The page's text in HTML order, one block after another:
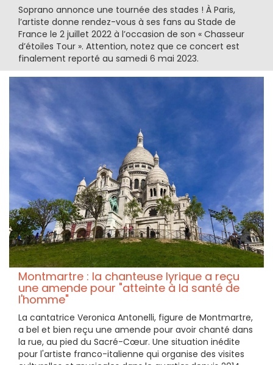
Soprano annonce une tournée des stades ! À Paris,
l’artiste donne rendez-vous à ses fans au Stade de
France le 2 juillet 2022 à l’occasion de son « Chasseur
d’étoiles Tour ». Attention, notez que ce concert est
finalement reporté au samedi 6 mai 2023.
Montmartre : la chanteuse lyrique a reçu
une amende pour "atteinte à la santé de
l'homme"
La cantatrice Veronica Antonelli, figure de Montmartre,
a bel et bien reçu une amende pour avoir chanté dans
la rue, au pied du Sacré-Cœur. Une situation inédite
pour l'artiste franco-italienne qui organise des visites